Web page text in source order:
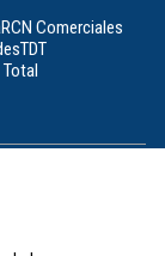
RCN Comerciales
TDT
Total